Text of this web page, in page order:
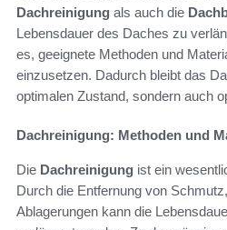
Dachreinigung als auch die
Lebensdauer des Daches zu
es, geeignete Methoden und
einzusetzen. Dadurch bleibt das
optimalen Zustand, sondern auch
Dachreinigung: Methoden und
Die Dachreinigung ist ein
Durch die Entfernung von
Ablagerungen kann die